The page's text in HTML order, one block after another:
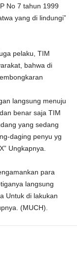
No 7 tahun 1999
yang di lindungi”
pelaku, TIM
bahwa di
langsung menuju
benar saja TIM
yang sedang
daging penyu yg
Ungkapnya.
para
langsung
Untuk di lakukan
(MUCH).